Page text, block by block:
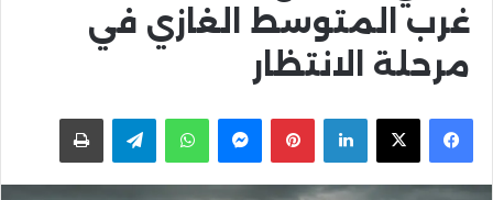
غرب المتوسط الغازي في
مرحلة الانتظار
Facebook
X
LinkedIn
Pinterest
Messenger
WhatsApp
Telegramاطبعها